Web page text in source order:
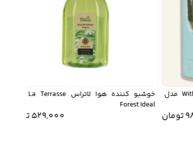
خوشبو کننده محیط ویت یو With You مدل
تومان
خوشبو کننده هوا لاتراس La Terrasse مدل
Forest Ideal
529,000تومان